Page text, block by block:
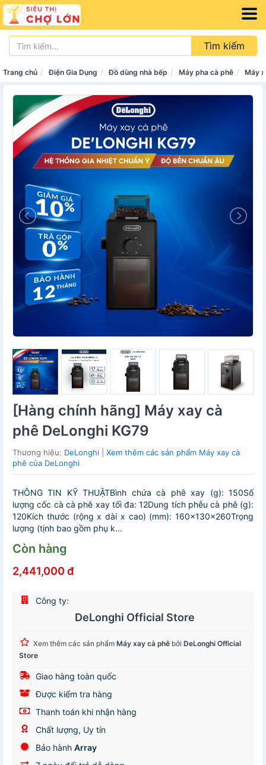
Tìm kiếm
Trang chủ Điện Gia Dụng Đồ dùng nhà bếp Máy pha cà phê Máy
[Hàng chính hãng] Máy xay cà
phê DeLonghi KG79
Thương hiệu: DeLonghi
Xem thêm các sản phẩm Máy xay cà
phê của DeLonghi
THÔNG TIN KỸ THUẬTBình chứa cà phê xay (g): 150Số
lượng cốc cà cà phê xay tối đa: 12Dung tích phễu cà phê (g):
120Kích thước (rộng x dài x cao) (mm): 160x130x260Trọng
lượng (tịnh bao gồm phụ k...
Còn hàng
2,441,000 đ
Công ty:
DeLonghi Official Store
Xem thêm các sản phẩm Máy xay cà phê bởi DeLonghi Official
Store
Giao hàng toàn quốc
Được kiểm tra hàng
Thanh toán khi nhận hàng
Chất lượng, Uy tín
Bảo hành Array